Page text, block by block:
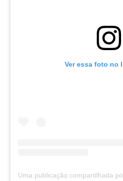
Ver essa foto no